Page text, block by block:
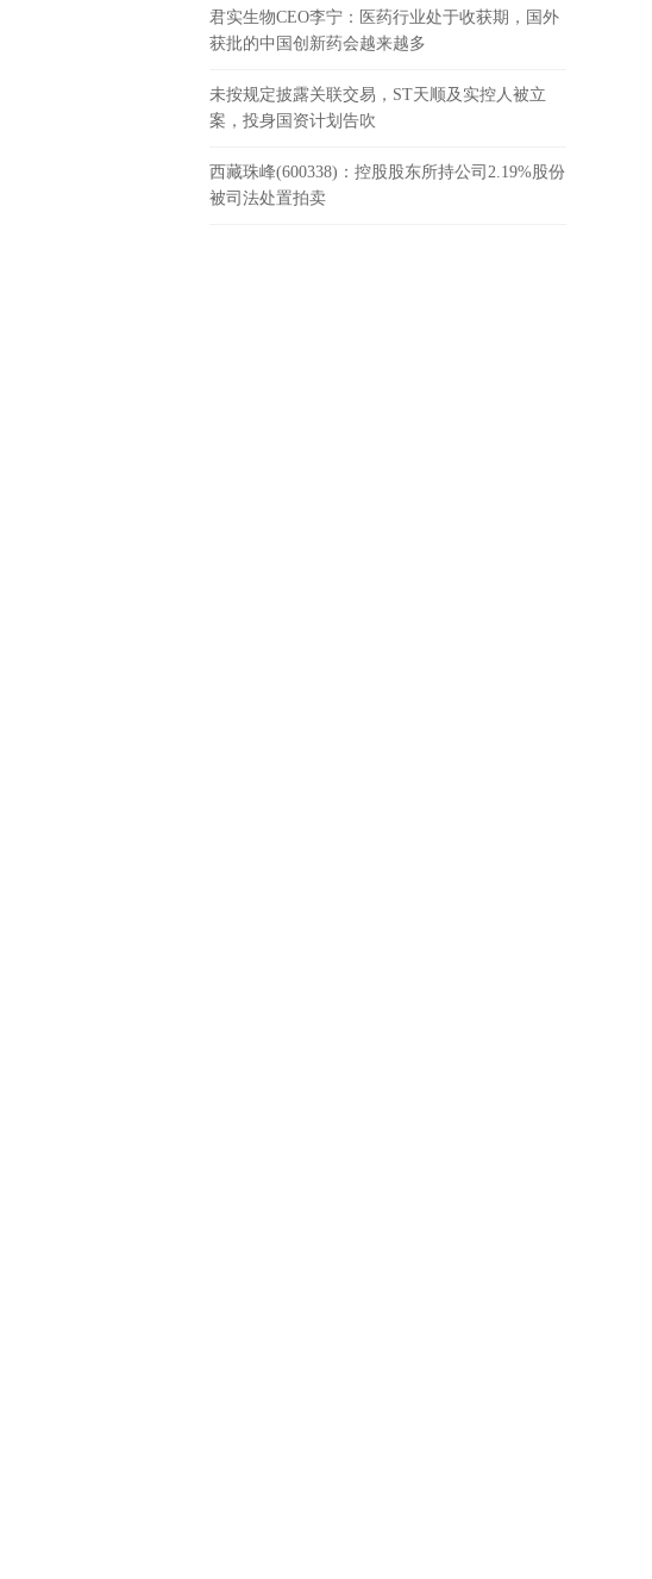
君实生物CEO李宁：医药行业处于收获期，国外
获批的中国创新药会越来越多
未按规定披露关联交易，ST天顺及实控人被立
案，投身国资计划告吹
西藏珠峰(600338)：控股股东所持公司2.19%股份
被司法处置拍卖